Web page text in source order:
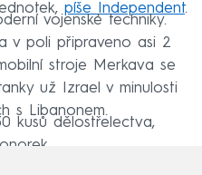
píše Independent.
vojenské techniky.
v poli připraveno asi 2
stroje Merkava se
už Izrael v minulosti
s Libanonem.
kusů dělostřelectva,